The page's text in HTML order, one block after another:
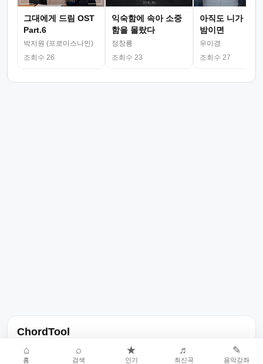
그대에게 드림 OST
Part.6
박지원 (프로미스나인)
조회수 26
익숙함에 속아 소중
함을 몰랐다
정창룡
조회수 23
아직도 니가 그
밤이면
우이경
조회수 27
ChordTool
노래 가사, 곡 정보, 코드, 악보를 한곳에서 찾을 수 있는 음악 정보
서비스입니다.
⌂
홈
⌕
검색
★
인기
♬
최신곡
✎
음악강좌